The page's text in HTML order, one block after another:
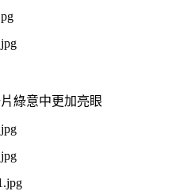
綠意中更加亮眼